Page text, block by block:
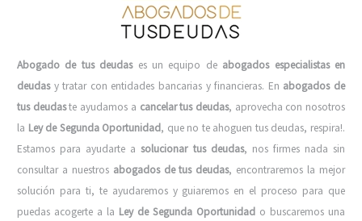
Abogado de tus deudases un equipo de abogados especialistas en
deudasy tratar con entidades bancarias y financieras. En abogados de
tus deudaste ayudamos a cancelar tus deudas, aprovecha con nosotros
la Ley de Segunda Oportunidad, que no te ahoguen tus deudas, respira!.
Estamos para ayudarte asolucionar tus deudas, nos firmes nada sin
consultar a nuestros abogados de tus deudas, encontraremos la mejor
solución para ti, te ayudaremos y guiaremos en el proceso para que
puedas acogerte a la Ley de Segunda Oportunidad o buscaremos una